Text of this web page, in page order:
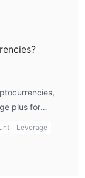
plus for
high
myself
of
Leverage